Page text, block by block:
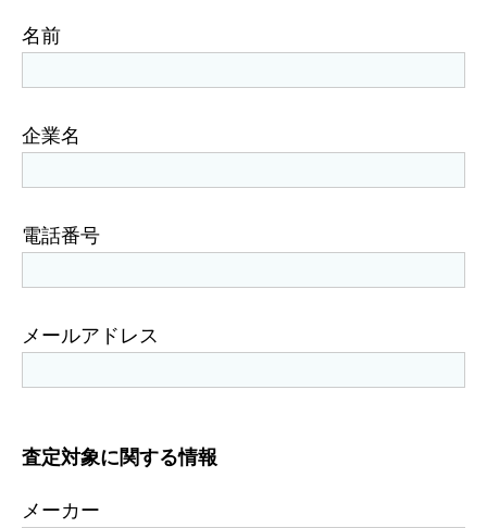
名前
企業名
電話番号
メールアドレス
査定対象に関する情報
メーカー